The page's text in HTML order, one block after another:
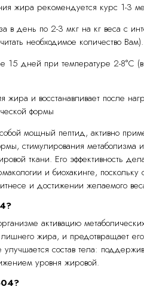
жира рекомендуется курс 1-3
в день по 2-3 мкг на кг веса с
необходимое количество Вам).
15 дней при температуре 2-8°C
жира и восстанавливает после
формы
собой мощный пептид, активно
стимулирования метаболизма
ткани. Его эффективность
и биохакинге, поскольку
и достижении желаемого
активацию
жира, и предотвращает
улучшается состав тела:
уровня жировой.